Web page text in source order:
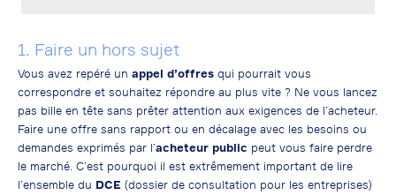
1. Faire un hors sujet
Vous avez repéré un appel d’offres qui pourrait vous
correspondre et souhaitez répondre au plus vite ? Ne vous lancez
pas bille en tête sans prêter attention aux exigences de l’acheteur.
Faire une offre sans rapport ou en décalage avec les besoins ou
demandes exprimés par l’acheteur public peut vous faire perdre
le marché. C’est pourquoi il est extrêmement important de lire
l’ensemble du DCE (dossier de consultation pour les entreprises)